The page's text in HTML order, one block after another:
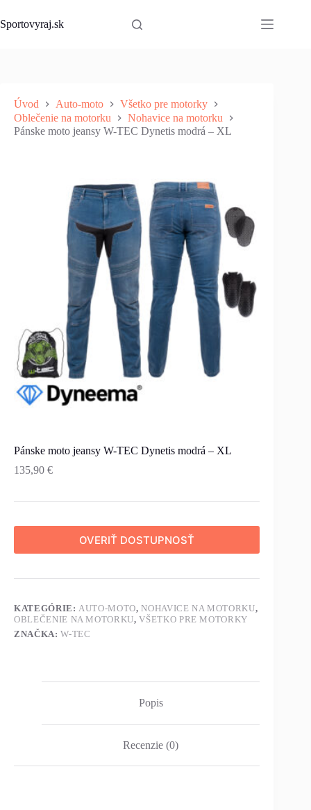
to
content
Sportovyraj.sk
Úvod Auto-moto
Všetko pre motorky
Oblečenie na motorku
Nohavice na motorku
Pánske moto jeansy W-TEC Dynetis modrá – XL
Pánske moto jeansy W-TEC Dynetis modrá – XL
135,90 €
OVERIŤ DOSTUPNOSŤ
KATEGÓRIE:AUTO-MOTO,NOHAVICE NA MOTORKU,
OBLEČENIE NA MOTORKU,VŠETKO PRE MOTORKY
ZNAČKA:W-TEC
Popis
Recenzie (0)